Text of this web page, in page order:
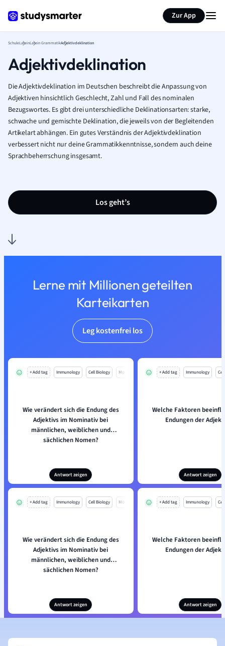
Zur App
SchuleLateinLatein GrammatikAdjektivdeklination
Adjektivdeklination
Die Adjektivdeklination im Deutschen beschreibt die Anpassung von
Adjektiven hinsichtlich Geschlecht, Zahl und Fall des nominalen
Bezugswortes. Es gibt drei unterschiedliche Deklinationsarten: starke,
schwache und gemischte Deklination, die jeweils von der Begleitenden
Artikelart abhängen. Ein gutes Verständnis der Adjektivdeklination
verbessert nicht nur deine Grammatikkenntnisse, sondern auch deine
Sprachbeherrschung insgesamt.
Los geht’s
Lerne mit Millionen geteilten
Karteikarten
Leg kostenfrei los
+ Add tag Immunology Cell Biology Mo
Wie verändert sich die Endung des
Adjektivs im Nominativ bei
männlichen, weiblichen und
sächlichen Nomen?
Antwort zeigen
+ Add tag Immunology
Welche Faktoren
Endungen der
Antwort zeigen
+ Add tag Immunology Cell Biology Mo
Wie verändert sich die Endung des
Adjektivs im Nominativ bei
männlichen, weiblichen und
sächlichen Nomen?
Antwort zeigen
+ Add tag Immunology
Welche Faktoren
Endungen der
Antwort zeigen
Seite zusammenfassen